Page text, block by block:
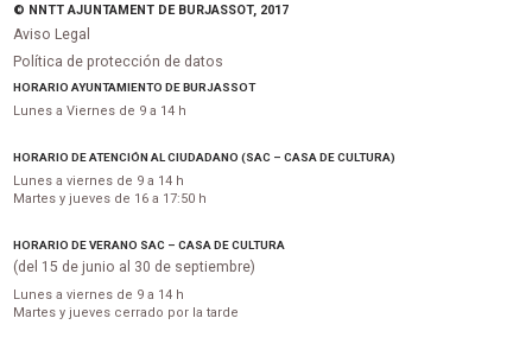
© NNTT AJUNTAMENT DE BURJASSOT, 2017
Aviso Legal
Política de protección de datos
HORARIO AYUNTAMIENTO DE BURJASSOT
Lunes a Viernes de 9 a 14 h
HORARIO DE ATENCIÓN AL CIUDADANO (SAC – CASA DE CULTURA)
Lunes a viernes de 9 a 14 h
Martes y jueves de 16 a 17:50 h
HORARIO DE VERANO SAC – CASA DE CULTURA
(del 15 de junio al 30 de septiembre)
Lunes a viernes de 9 a 14 h
Martes y jueves cerrado por la tarde